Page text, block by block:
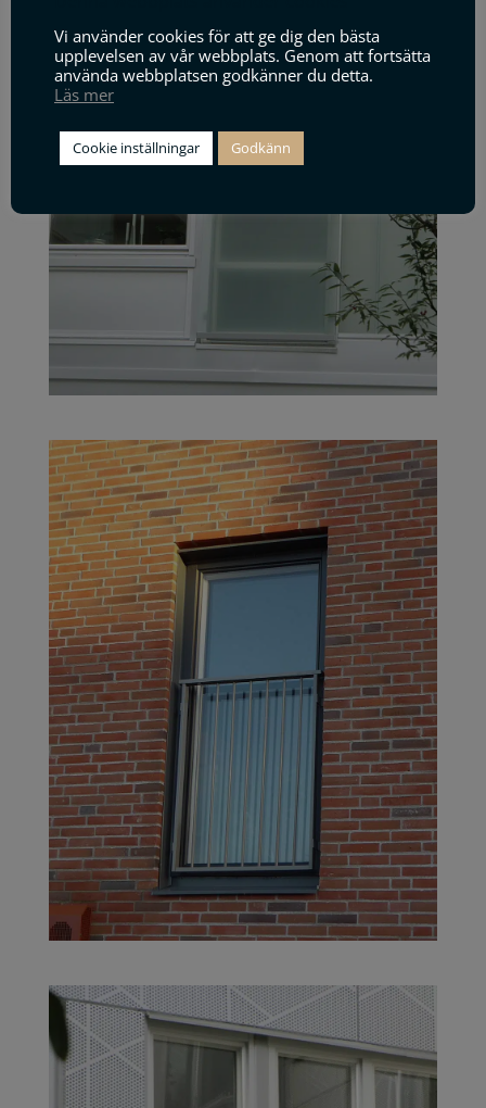
Vi använder cookies för att ge dig den bästa
upplevelsen av vår webbplats. Genom att fortsätta
använda webbplatsen godkänner du detta.
Läs mer
Cookie inställningar Godkänn